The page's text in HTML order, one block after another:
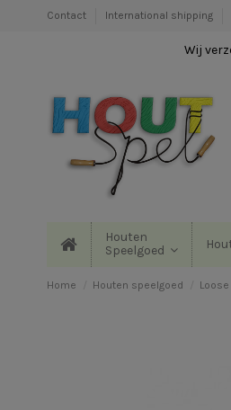
Contact International shipping
Wij
Houten
Speelgoed
Home Houten speelgoed